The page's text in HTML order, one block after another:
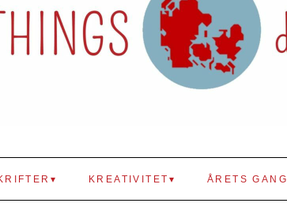
KREATIVITET ÅRETS GANG